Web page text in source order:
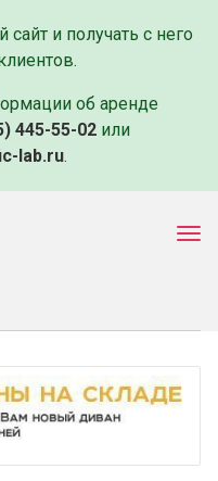
и получать с него
об аренде
445-55-02 или
lab.ru.